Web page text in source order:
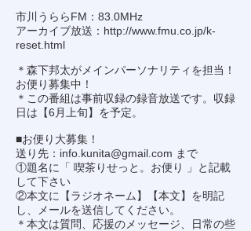
市川うららFM：83.0MHz
アーカイブ放送： http://www.fmu.co.jp/k-
reset.html
＊森下邦太がメインパーソナリティを担当！
お便り募集中！
＊この番組は事前収録の録音放送です。収録
日は【6月上旬】を予定。
■お便り大募集！
送り先： info.kunita@gmail.com まで
①題名に「 喫茶りせっと。お便り 」と記載
して下さい
②本文に【ラジオネーム】【本文】を明記
し、メールを送信してください。
＊本文は質問、応援のメッセージ、日常の些